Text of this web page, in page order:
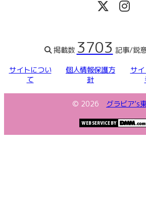
掲載数 3703 記事/鋭
サイトについ
て
個人情報保護方
針
サ
© 2026 グラビア’s